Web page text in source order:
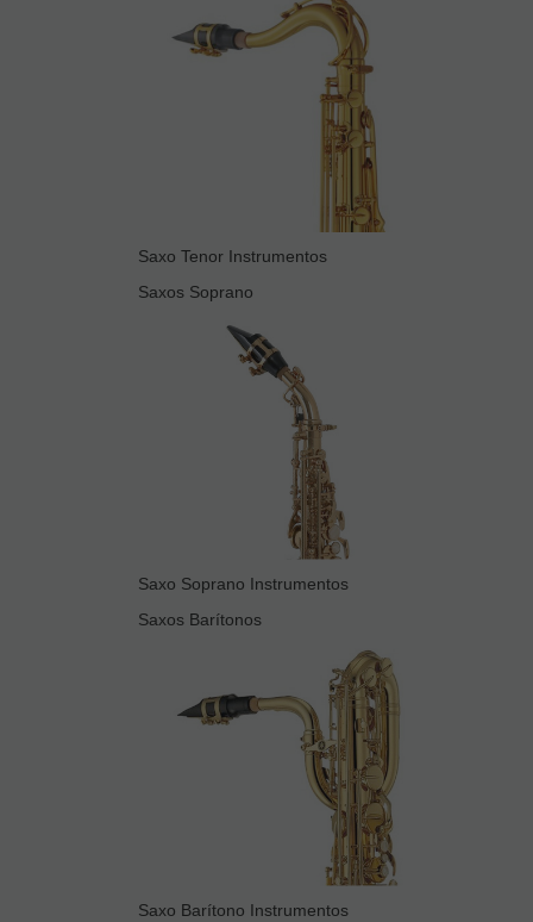
Saxo Tenor Instrumentos
Saxos Soprano
Saxo Soprano Instrumentos
Saxos Barítonos
Saxo Barítono Instrumentos